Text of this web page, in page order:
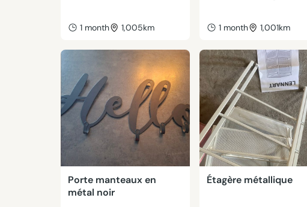
1 month 1,005km 1 month 1,001km
Porte manteaux en
métal noir
Étagère métallique